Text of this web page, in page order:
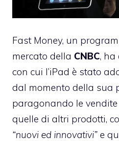
Fast Money, un
mercato della CNBC, ha
con cui l’iPad è stato
dal momento della sua
paragonando le
quelle di altri prodotti,
“nuovi ed innovativi” e